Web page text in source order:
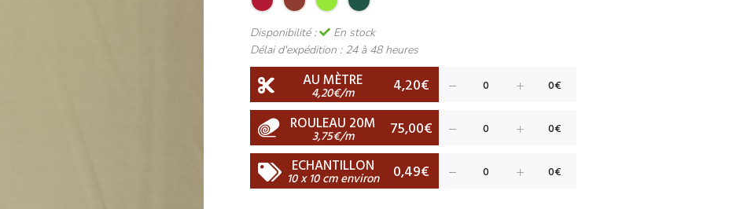
Disponibilité :
En stock
Délai d'expédition : 24 à 48 heures
AU MÈTRE
4,20€/m 4,20€
ROULEAU 20M
3,75€/m 75,00€
ECHANTILLON
10 x 10 cm environ 0,49€